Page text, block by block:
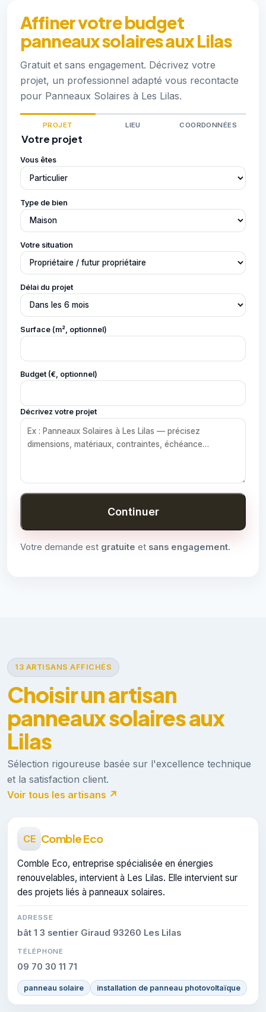
Affiner votre budget
panneaux solaires aux Lilas
Gratuit et sans engagement. Décrivez votre
projet, un professionnel adapté vous recontacte
pour Panneaux Solaires à Les Lilas.
PROJET LIEU COORDONNÉES
Votre projet
Vous êtes
Type de bien
Votre situation
Délai du projet
Surface (m², optionnel)
Budget (€, optionnel)
Décrivez votre projet
Continuer
Votre demande est gratuite et sans engagement.
13 ARTISANS AFFICHÉS
Choisir un artisan
panneaux solaires aux
Lilas
Sélection rigoureuse basée sur l'excellence technique
et la satisfaction client.
Voir tous les artisans ↗
CE Comble Eco
Comble Eco, entreprise spécialisée en énergies
renouvelables, intervient à Les Lilas. Elle intervient sur
des projets liés à panneaux solaires.
ADRESSE
bât 1 3 sentier Giraud 93260 Les Lilas
TÉLÉPHONE
09 70 30 11 71
panneau solaire installation de panneau photovoltaïque